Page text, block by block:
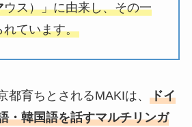
ウス）」に由来し、その一
れています。
都育ちとされるMAKIは、 ドイ
・韓国語を話すマルチリンガ